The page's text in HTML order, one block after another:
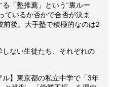
「塾推薦」という“裏ルー
ているか否かで合否が決ま
後。大手塾で積極的なのは2
ない生徒たち、それぞれの
ル】東京都の私立中学で「3年